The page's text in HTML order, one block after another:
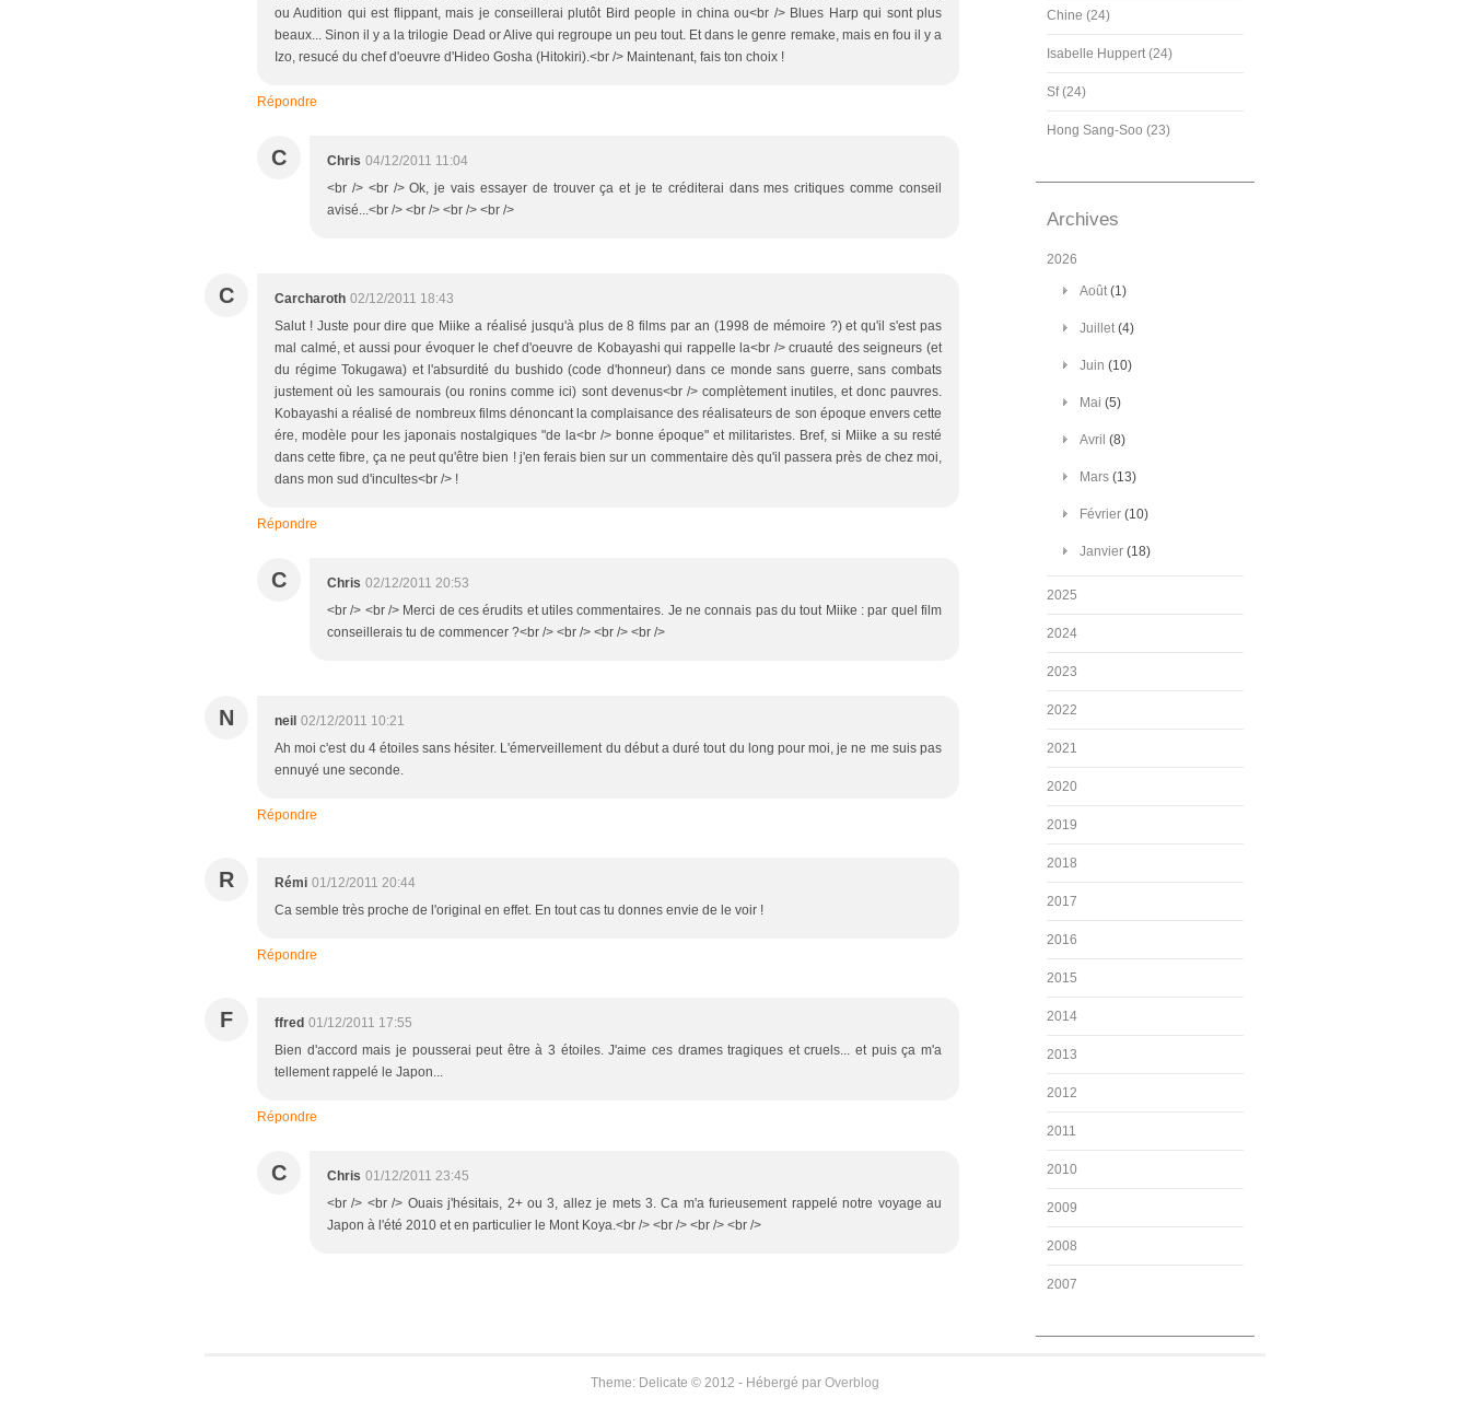
ou Audition qui est flippant, mais je conseillerai plutôt Bird people in china ou<br /> Blues Harp qui sont plus
beaux... Sinon il y a la trilogie Dead or Alive qui regroupe un peu tout. Et dans le genre remake, mais en fou il y a
Izo, resucé du chef d'oeuvre d'Hideo Gosha (Hitokiri).<br /> Maintenant, fais ton choix !
Répondre
C Chris 04/12/2011 11:04
<br /> <br /> Ok, je vais essayer de trouver ça et je te créditerai dans mes critiques comme conseil
avisé...<br /> <br /> <br /> <br />
C Carcharoth 02/12/2011 18:43
Salut ! Juste pour dire que Miike a réalisé jusqu'à plus de 8 films par an (1998 de mémoire ?) et qu'il s'est pas
mal calmé, et aussi pour évoquer le chef d'oeuvre de Kobayashi qui rappelle la<br /> cruauté des seigneurs (et
du régime Tokugawa) et l'absurdité du bushido (code d'honneur) dans ce monde sans guerre, sans combats
justement où les samourais (ou ronins comme ici) sont devenus<br /> complètement inutiles, et donc pauvres.
Kobayashi a réalisé de nombreux films dénoncant la complaisance des réalisateurs de son époque envers cette
ére, modèle pour les japonais nostalgiques "de la<br /> bonne époque" et militaristes. Bref, si Miike a su resté
dans cette fibre, ça ne peut qu'être bien ! j'en ferais bien sur un commentaire dès qu'il passera près de chez moi,
dans mon sud d'incultes<br /> !
Répondre
C Chris 02/12/2011 20:53
<br /> <br /> Merci de ces érudits et utiles commentaires. Je ne connais pas du tout Miike : par quel film
conseillerais tu de commencer ?<br /> <br /> <br /> <br />
N neil 02/12/2011 10:21
Ah moi c'est du 4 étoiles sans hésiter. L'émerveillement du début a duré tout du long pour moi, je ne me suis pas
ennuyé une seconde.
Répondre
R Rémi 01/12/2011 20:44
Ca semble très proche de l'original en effet. En tout cas tu donnes envie de le voir !
Répondre
F ffred 01/12/2011 17:55
Bien d'accord mais je pousserai peut être à 3 étoiles. J'aime ces drames tragiques et cruels... et puis ça m'a
tellement rappelé le Japon...
Répondre
C Chris 01/12/2011 23:45
<br /> <br /> Ouais j'hésitais, 2+ ou 3, allez je mets 3. Ca m'a furieusement rappelé notre voyage au
Japon à l'été 2010 et en particulier le Mont Koya.<br /> <br /> <br /> <br />
Chine (24)
Isabelle Huppert (24)
Sf (24)
Hong Sang-Soo (23)
Archives
2026
Août(1)
Juillet(4)
Juin (10)
Mai (5)
Avril (8)
Mars (13)
Février (10)
Janvier (18)
2025
2024
2023
2022
2021
2020
2019
2018
2017
2016
2015
2014
2013
2012
2011
2010
2009
2008
2007
Theme: Delicate © 2012 - Hébergé par Overblog